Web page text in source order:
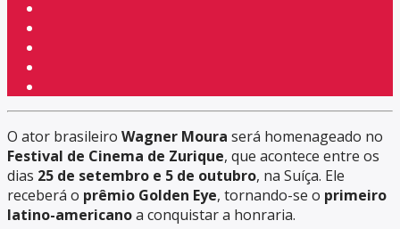
O ator brasileiro Wagner Moura será homenageado no
Festival de Cinema de Zurique, que acontece entre os
dias 25 de setembro e 5 de outubro, na Suíça. Ele
receberá o prêmio Golden Eye, tornando-se o primeiro
latino-americanoa conquistar a honraria.